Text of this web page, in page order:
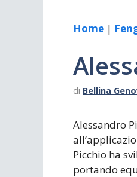
Home |
di Bellina
Alessandro
Picchio ha
portando